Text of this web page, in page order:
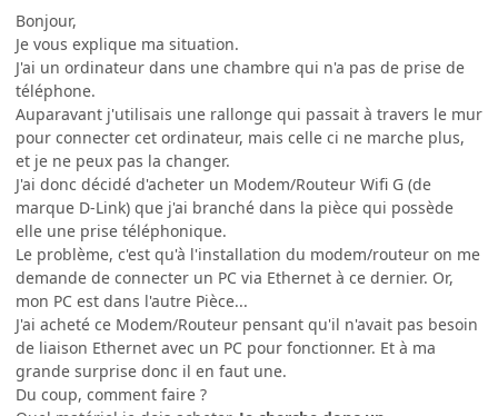
Bonjour,
Je vous explique ma situation.
J'ai un ordinateur dans une chambre qui n'a pas de prise de
téléphone.
Auparavant j'utilisais une rallonge qui passait à travers le mur
pour connecter cet ordinateur, mais celle ci ne marche plus,
et je ne peux pas la changer.
J'ai donc décidé d'acheter un Modem/Routeur Wifi G (de
marque D-Link) que j'ai branché dans la pièce qui possède
elle une prise téléphonique.
Le problème, c'est qu'à l'installation du modem/routeur on me
demande de connecter un PC via Ethernet à ce dernier. Or,
mon PC est dans l'autre Pièce...
J'ai acheté ce Modem/Routeur pensant qu'il n'avait pas besoin
de liaison Ethernet avec un PC pour fonctionner. Et à ma
grande surprise donc il en faut une.
Du coup, comment faire ?